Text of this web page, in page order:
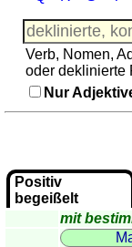
Italienisch
Lateinisch
Nützliches
Umrechner
Verb, Nomen,
oder deklinierte
Nur
Positiv
begeißelt
mit